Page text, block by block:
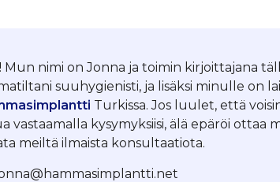
Mun nimi on Jonna ja toimin kirjoittajana
suuhygienisti, ja lisäksi minulle on
Turkissa. Jos luulet, että
vastaamalla kysymyksiisi, älä epäröi ottaa
meiltä ilmaista konsultaatiota.